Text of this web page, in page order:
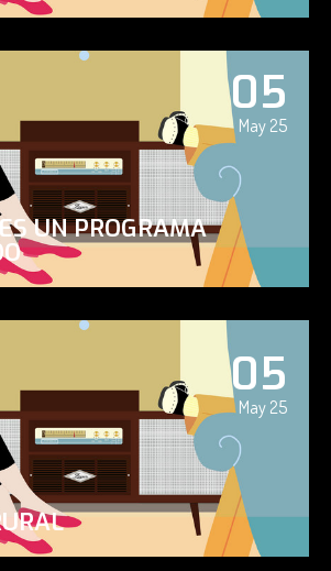
05
May 25
UN PROGRAMA
05
May 25